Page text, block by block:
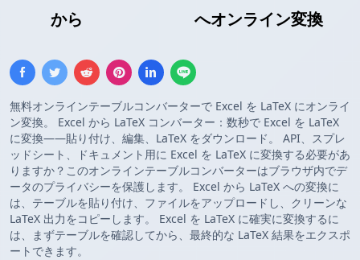
から へオンライン変換
無料オンラインテーブルコンバーターで Excel を LaTeX にオンライ
ン変換。 Excel から LaTeX コンバーター：数秒で Excel を LaTeX
に変換——貼り付け、編集、LaTeX をダウンロード。 API、スプレ
ッドシート、ドキュメント用に Excel を LaTeX に変換する必要があ
りますか？このオンラインテーブルコンバーターはブラウザ内でデ
ータのプライバシーを保護します。 Excel から LaTeX への変換に
は、テーブルを貼り付け、ファイルをアップロードし、クリーンな
LaTeX 出力をコピーします。 Excel を LaTeX に確実に変換するに
は、まずテーブルを確認してから、最終的な LaTeX 結果をエクスポ
ートできます。